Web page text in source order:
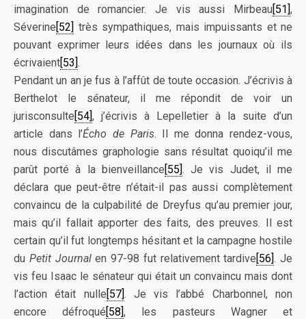
imagination de romancier. Je vis aussi Mirbeau[51],
Séverine[52] très sympathiques, mais impuissants et ne
pouvant exprimer leurs idées dans les journaux où ils
écrivaient[53].
Pendant un an je fus à l’affût de toute occasion. J’écrivis à
Berthelot le sénateur, il me répondit de voir un
jurisconsulte[54], j’écrivis à Lepelletier à la suite d’un
article dans l’Écho de Paris. Il me donna rendez-vous,
nous discutâmes graphologie sans résultat quoiqu’il me
parût porté à la bienveillance[55]. Je vis Judet, il me
déclara que peut-être n’était-il pas aussi complètement
convaincu de la culpabilité de Dreyfus qu’au premier jour,
mais qu’il fallait apporter des faits, des preuves. Il est
certain qu’il fut longtemps hésitant et la campagne hostile
du Petit Journalen 97-98 fut relativement tardive[56]. Je
vis feu Isaac le sénateur qui était un convaincu mais dont
l’action était nulle[57]. Je vis l’abbé Charbonnel, non
encore défroqué[58], les pasteurs Wagner et